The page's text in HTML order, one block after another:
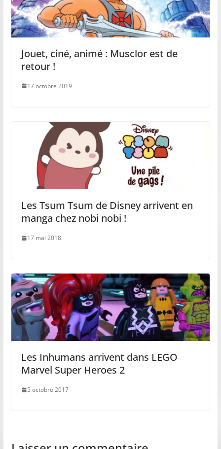
Jouet, ciné, animé : Musclor est de
retour !
17 octobre 2019
Les Tsum Tsum de Disney arrivent en
manga chez nobi nobi !
17 mai 2018
Les Inhumans arrivent dans LEGO
Marvel Super Heroes 2
5 octobre 2017